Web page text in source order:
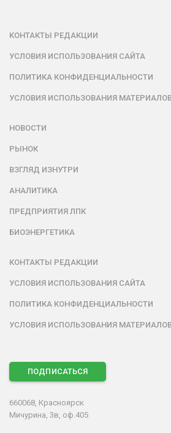
КОНТАКТЫ РЕДАКЦИИ
УСЛОВИЯ ИСПОЛЬЗОВАНИЯ САЙТА
ПОЛИТИКА КОНФИДЕНЦИАЛЬНОСТИ
УСЛОВИЯ ИСПОЛЬЗОВАНИЯ
НОВОСТИ
РЫНОК
ВЗГЛЯД ИЗНУТРИ
АНАЛИТИКА
ПРЕДПРИЯТИЯ ЛПК
БИОЭНЕРГЕТИКА
КОНТАКТЫ РЕДАКЦИИ
УСЛОВИЯ ИСПОЛЬЗОВАНИЯ САЙТА
ПОЛИТИКА КОНФИДЕНЦИАЛЬНОСТИ
УСЛОВИЯ ИСПОЛЬЗОВАНИЯ
ПОДПИСАТЬСЯ
660068, Красноярск
Мичурина, 3в, оф.405